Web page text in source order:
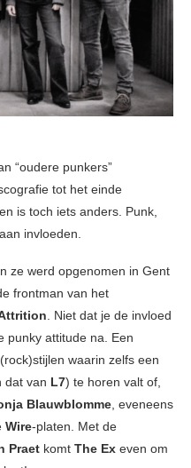
“oudere punkers”
tot het einde
is toch iets anders. Punk,
invloeden.
ze werd opgenomen in Gent
frontman van het
. Niet dat je de invloed
punky attitude na. Een
waarin zelfs een
dat van L7) te horen valt of,
Blauwblomme , eveneens
Wire-platen. Met de
Praet komt The Ex even om